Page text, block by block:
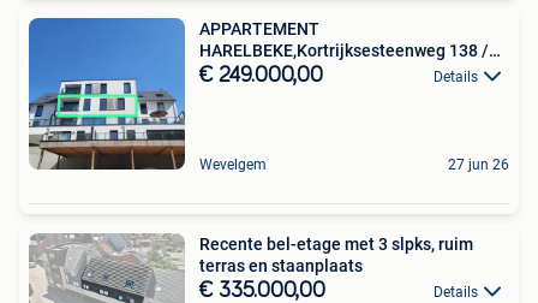
APPARTEMENT
HARELBEKE,Kortrijksesteenweg 138 /
0203
€ 249.000,00 Details
Wevelgem 27 jun 26
Recente bel-etage met 3 slpks, ruim
terras en staanplaats
€ 335.000,00 Details